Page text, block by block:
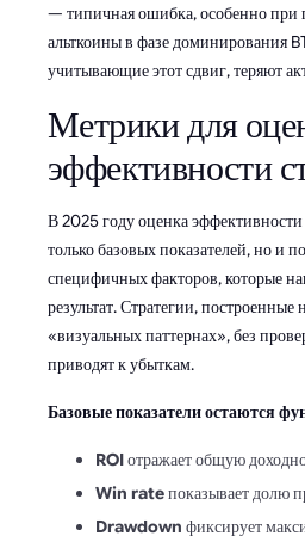
— типичная ошибка, особенно при
альткоины в фазе доминирования
учитывающие этот сдвиг, теряют
Метрики для
эффективности
В 2025 году оценка эффективности
только базовых показателей, но и
специфичных факторов, которые
результат. Стратегии,
«визуальных паттернах», без
приводят к убыткам.
Базовые показатели остаются
ROIотражает общую
Win rateпоказывает долю
Drawdown фиксирует